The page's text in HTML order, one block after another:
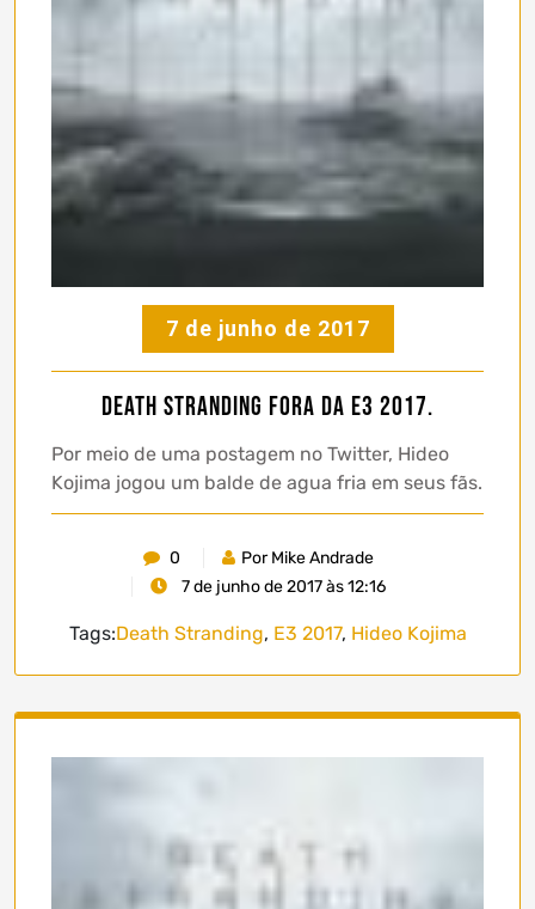
7 de junho de 2017
Death Stranding fora da E3 2017.
Por meio de uma postagem no Twitter, Hideo
Kojima jogou um balde de agua fria em seus fãs.
0
Por Mike Andrade
7 de junho de 2017 às 12:16
Tags:Death Stranding, E3 2017, Hideo Kojima